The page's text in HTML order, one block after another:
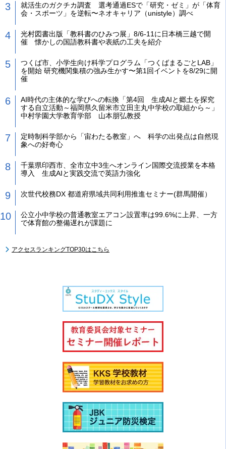
就活生のガクチカ調査 選考通過ESで「研究・ゼミ」が「体育
会・スポーツ」を逆転〜ネオキャリア（unistyle）調べ
光村図書出版「教科書のひみつ展」8/6-11に日本橋三越で開
催 懐かしの国語教科書や表紙の工夫を紹介
つくば市、小学生向け科学プログラム「つくばまるごとLAB」
を開始 研究機関集積の強み生かす〜第1回イベントを8/29に開
催
AI時代の主体的な学びへの転換「第4回 生成AIと郷土を探究
する自立活動～福岡県久留米市立田主丸中学校の取組から～」
中村学園大学教育学部 山本朋弘教授
定時制科学部から「宙わたる教室」へ 科学の出発点は自然現
象への好奇心
千葉県印西市、全市立中3生へオンライン国際交流授業を本格
導入 生成AIと実践交流で英語力強化
次世代校務DX 都道府県域共同利用推進セミナー(群馬開催）
公立小中学校の普通教室エアコン設置率は99.6%に上昇、一方
で体育館の整備遅れが課題に
アクセスランキングTOP30はこちら